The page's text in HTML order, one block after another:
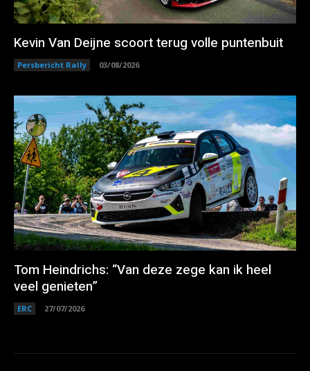
Kevin Van Deijne scoort terug volle puntenbuit
Persbericht Rally 03/08/2026
Tom Heindrichs: “Van deze zege kan ik heel
veel genieten”
ERC 27/07/2026